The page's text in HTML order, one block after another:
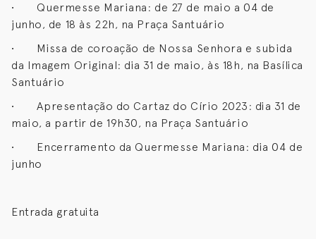
• Quermesse Mariana: de 27 de maio a 04 de
junho, de 18 às 22h, na Praça Santuário
• Missa de coroação de Nossa Senhora e subida
da Imagem Original: dia 31 de maio, às 18h, na Basílica
Santuário
• Apresentação do Cartaz do Círio 2023: dia 31 de
maio, a partir de 19h30, na Praça Santuário
• Encerramento da Quermesse Mariana: dia 04 de
junho
Entrada gratuita